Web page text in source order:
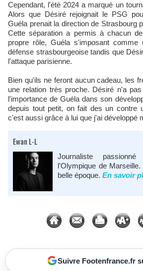
Cependant, l'été 2024 a marqué un
Alors que Désiré rejoignait le PSG
Guéla prenait la direction de Strasbourg
Cette séparation a permis à chacun
propre rôle, Guéla s'imposant
défense strasbourgeoise tandis que
l'attaque parisienne.
Bien qu'ils ne feront aucun cadeau, les
une relation très proche. Désiré n'a
l'importance de Guéla dans son
depuis tout petit, on fait des un contre
c'est aussi grâce à lui que j'ai développé
Ewan L-L
Journaliste
l'Olympique de
belle époque. En savoir
Suivre Footenfrance.fr